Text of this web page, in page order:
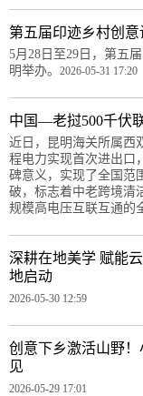
第五届印迹乡村创
5月28日至29日，第五
明举办。 2026-05-31 17:20
中国—老挝500千伏
近日，昆明海关所属西
程电力实现首次进出口
碑意义，实现了全国范
破，标志着中老跨境清
规模高电压互联互通的
深耕在地美学 赋能
地启动
2026-05-30 12:59
创意下乡激活山野
见
2026-05-29 17:01